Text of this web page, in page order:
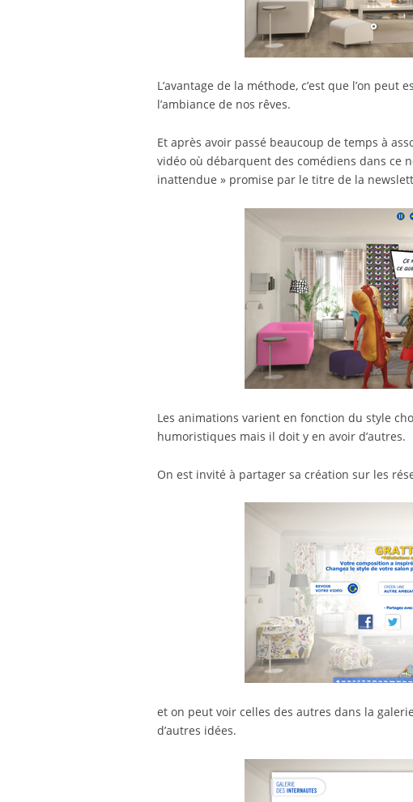
L’avantage de la méthode, c’est que l’on
l’ambiance de nos rêves.
Et après avoir passé beaucoup de temps à
vidéo où débarquent des comédiens dans ce
inattendue » promise par le titre de la
Les animations varient en fonction du style
humoristiques mais il doit y en avoir d’autres.
On est invité à partager sa création sur les
et on peut voir celles des autres dans la
d’autres idées.